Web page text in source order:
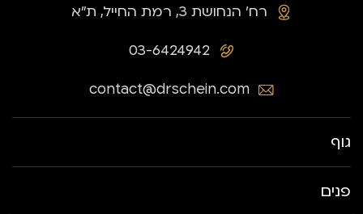
03-6424942
רח׳ הנחושת 3, רמת החייל, ת״א
contact@drschein.com
גוף
פנים